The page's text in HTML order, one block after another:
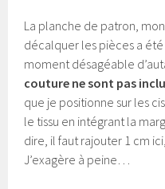
La planche de patron,
décalquer les pièces a
moment désagéable
couture ne sont pas
que je positionne sur les
le tissu en intégrant la
dire, il faut rajouter 1 cm
J’exagère à peine…